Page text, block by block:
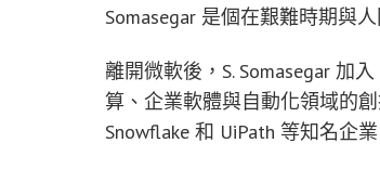
Somasegar 是個在艱難時期與
離開微軟後，S. Somasegar 加
算、企業軟體與自動化領域的
Snowflake 和 UiPath 等知名企業